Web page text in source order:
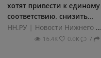
хотят привести к единому
соответствию, снизить...
НН.РУ | Новости Нижнего Новгорода
16.4К 0.0К 7